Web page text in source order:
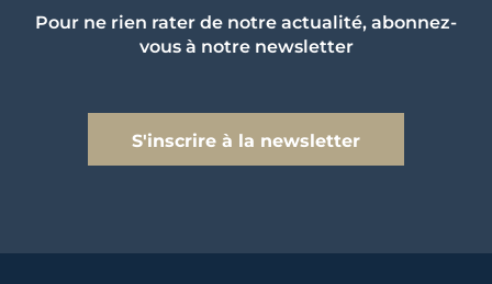
Pour ne rien rater de notre actualité, abonnez-
vous à notre newsletter
S'inscrire à la newsletter